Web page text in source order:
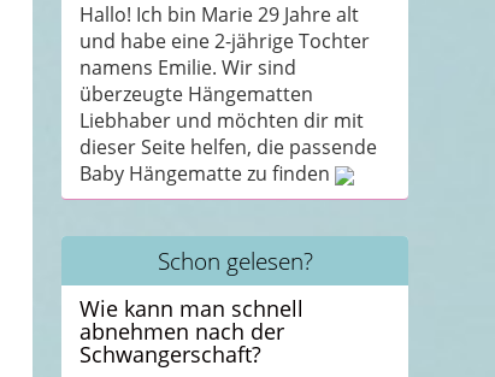
Hallo! Ich bin Marie 29 Jahre alt
und habe eine 2-jährige Tochter
namens Emilie. Wir sind
überzeugte Hängematten
Liebhaber und möchten dir mit
dieser Seite helfen, die passende
Baby Hängematte zu finden
Schon gelesen?
Wie kann man schnell
abnehmen nach der
Schwangerschaft?